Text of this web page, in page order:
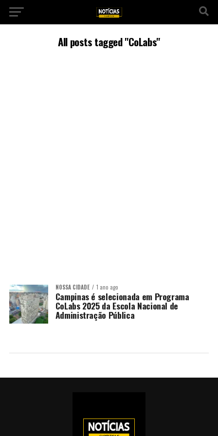
All posts tagged "CoLabs"
NOSSA CIDADE 1 ano ago
Campinas é selecionada em Programa
CoLabs 2025 da Escola Nacional de
Administração Pública